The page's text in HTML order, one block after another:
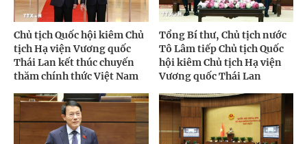
Chủ tịch Quốc hội kiêm Chủ
tịch Hạ viện Vương quốc
Thái Lan kết thúc chuyến
thăm chính thức Việt Nam
Tổng Bí thư, Chủ tịch nước
Tô Lâm tiếp Chủ tịch Quốc
hội kiêm Chủ tịch Hạ viện
Vương quốc Thái Lan